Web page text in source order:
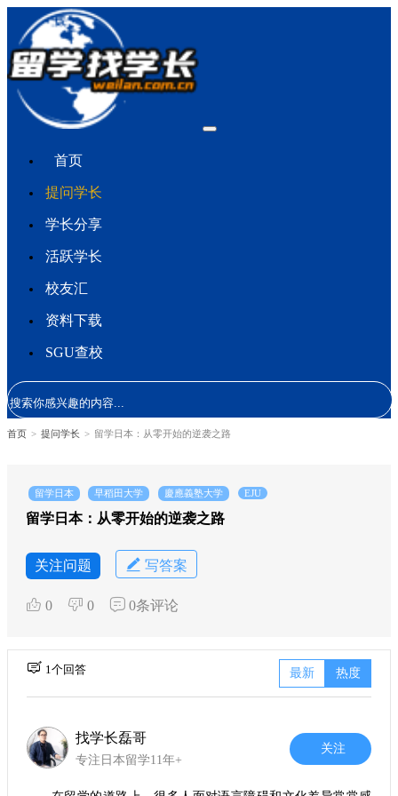
首页
提问学长
学长分享
活跃学长
校友汇
资料下载
SGU查校
首页 > 提问学长 > 留学日本：从零开始的逆袭之路
留学日本 早稻田大学 慶應義塾大学 EJU
留学日本：从零开始的逆袭之路
关注问题 写答案
0 0 0条评论
1个回答 最新 热度
找学长磊哥
专注日本留学11年+
关注